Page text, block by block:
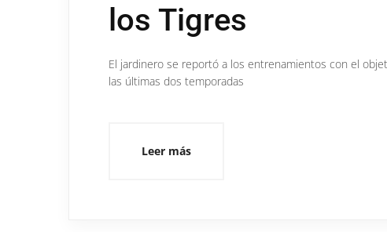
los Tigres
El jardinero se reportó a los entrenamientos con el
las últimas dos temporadas
Leer más